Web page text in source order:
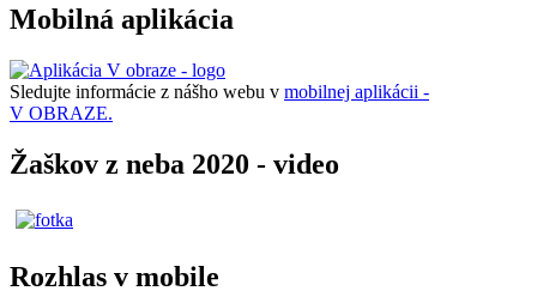
Mobilná aplikácia
Sledujte informácie z nášho webu v mobilnej aplikácii -
V OBRAZE.
Žaškov z neba 2020 - video
Rozhlas v mobile